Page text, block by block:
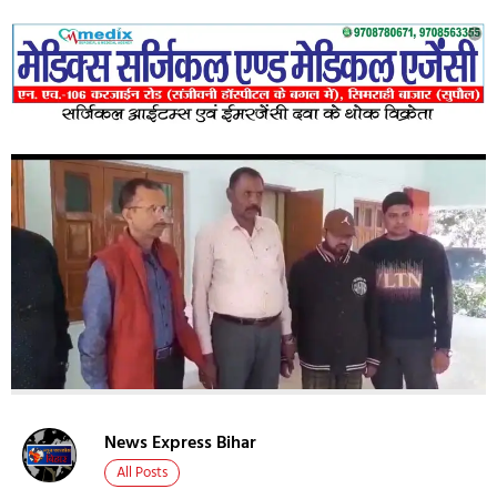
News Express Bihar
All Posts